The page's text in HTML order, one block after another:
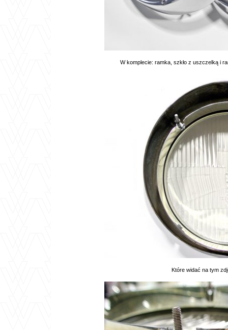
W komplecie: ramka, szkło z uszczelką i
Które widać na tym